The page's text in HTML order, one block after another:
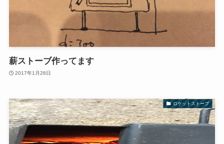
薪ストーブ作ってます
2017年1月28日
ロケットストーブ